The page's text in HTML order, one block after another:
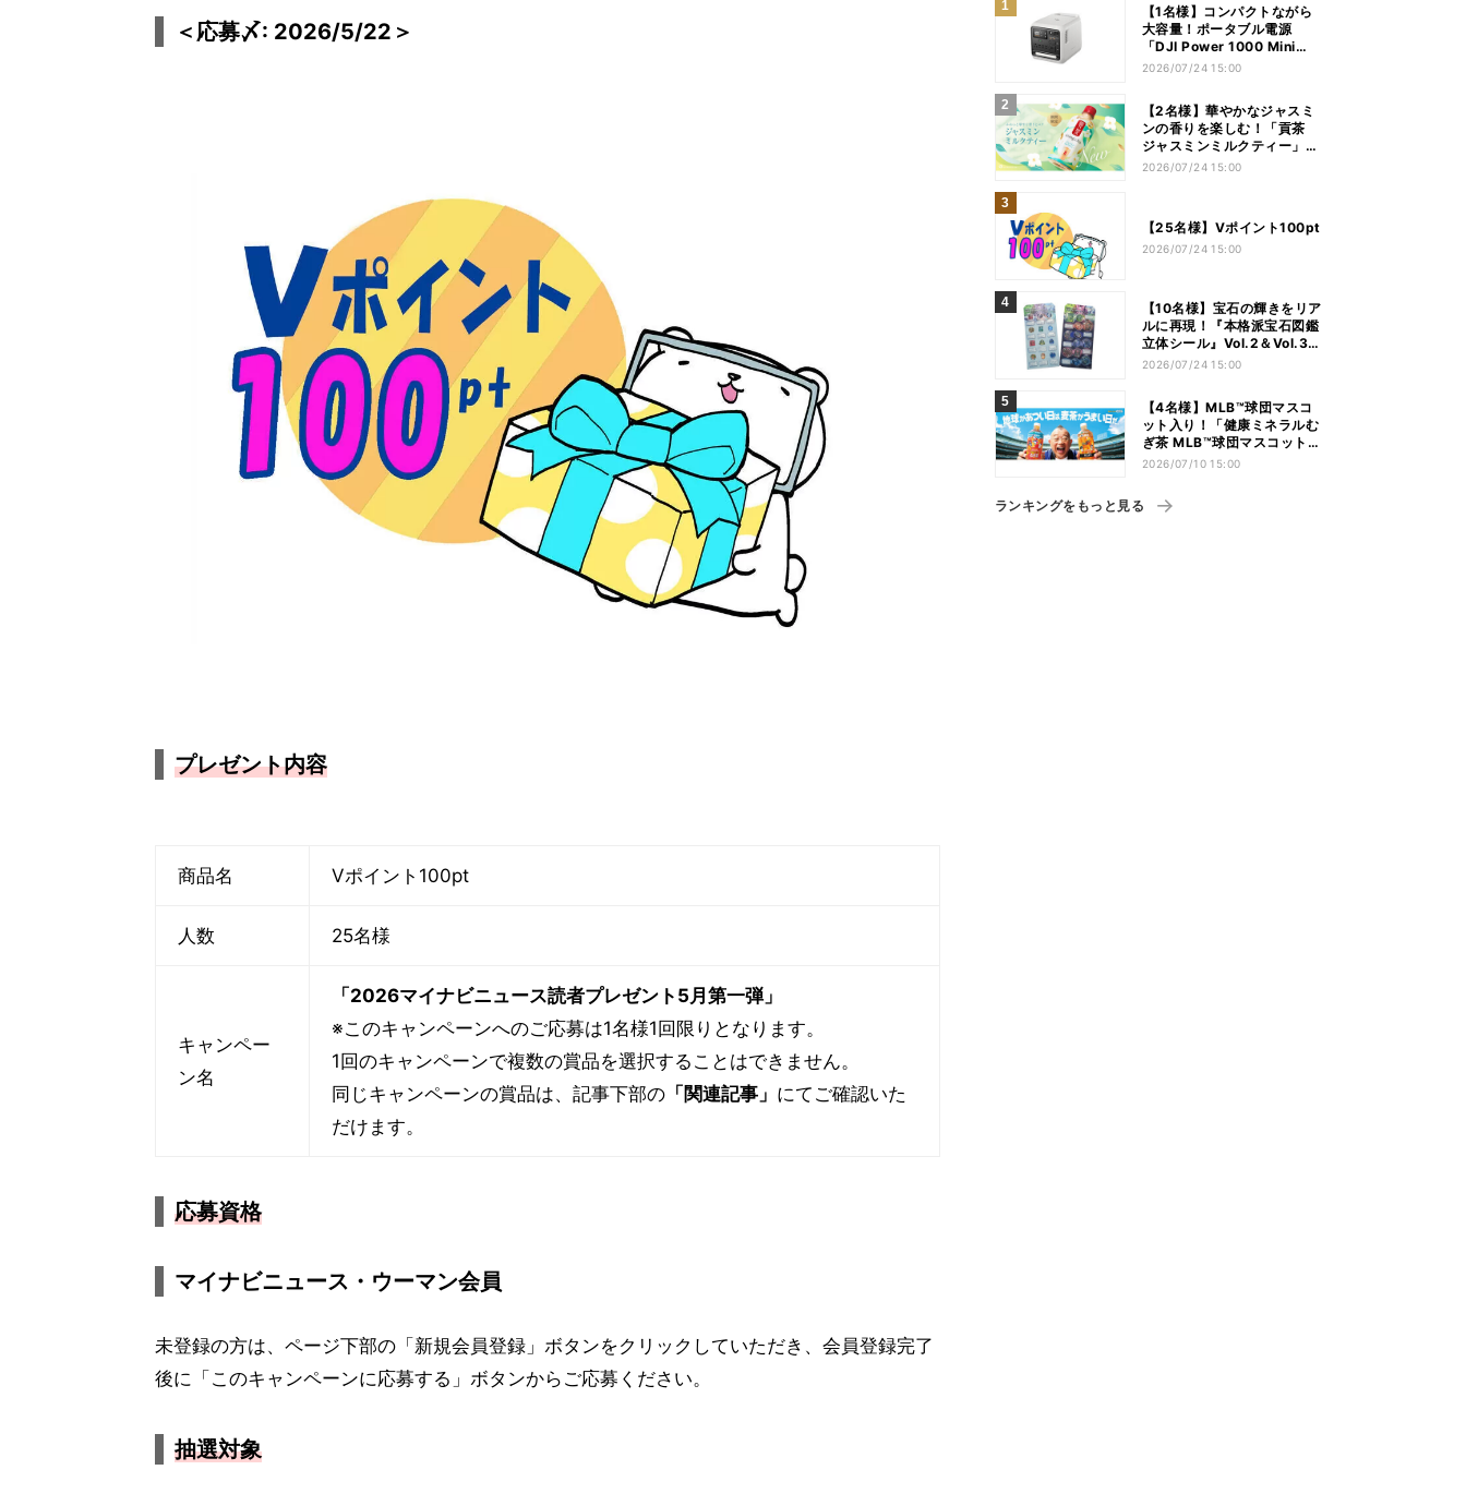
＜応募〆: 2026/5/22＞
プレゼント内容
商品名 Vポイント100pt
人数 25名様
キャンペー
ン名
「2026マイナビニュース読者プレゼント5月第一弾」
※このキャンペーンへのご応募は1名様1回限りとなります。
1回のキャンペーンで複数の賞品を選択することはできません。
同じキャンペーンの賞品は、記事下部の 「関連記事」 にてご確認いた
だけます。
応募資格
マイナビニュース・ウーマン会員
未登録の方は、ページ下部の「新規会員登録」ボタンをクリックしていただき、会員登録完了
後に「このキャンペーンに応募する」ボタンからご応募ください。
抽選対象
【1名様】コンパクトながら
大容量！ポータブル電源
「DJI Power 1000 Mini
White」をプレゼント
2026/07/24 15:00
【2名様】華やかなジャスミ
ンの香りを楽しむ！「貢茶
ジャスミンミルクティー」1
ケース（24本）をプレゼン
2026/07/24 15:00
【25名様】Vポイント100pt
2026/07/24 15:00
【10名様】宝石の輝きをリア
ルに再現！『本格派宝石図鑑
立体シール』Vol.2＆Vol.3セ
ットをプレゼント
2026/07/24 15:00
【4名様】MLB™球団マスコ
ット入り！「健康ミネラルむ
ぎ茶 MLB™球団マスコット入
りスペシャルボトル」1ケー
2026/07/10 15:00
ランキングをもっと見る